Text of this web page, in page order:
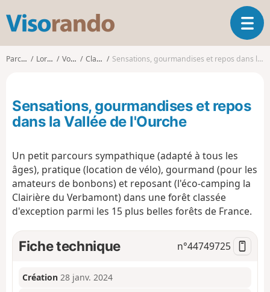
s
o
d
o
O
u
l
i
g
i
o
n
Parcours Lorraine Vosges Claudon Sensations, gourmandises et repos dans la Vallée de l'Ourche
Sensations, gourmandises et repos
dans la Vallée de l'Ourche
Un petit parcours sympathique (adapté à tous les
âges), pratique (location de vélo), gourmand (pour les
amateurs de bonbons) et reposant (l'éco-camping la
Clairière du Verbamont) dans une forêt classée
d'exception parmi les 15 plus belles forêts de France.
Fiche technique n°44749725
Création 28 janv. 2024